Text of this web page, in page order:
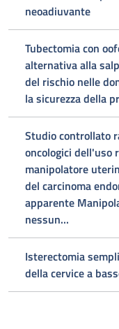
neoadiuvante
Tubectomia con
alternativa alla
del rischio nelle
la sicurezza della
Studio controllato
oncologici dell'uso
manipolatore
del carcinoma
apparente
nessun...
Isterectomia
della cervice a